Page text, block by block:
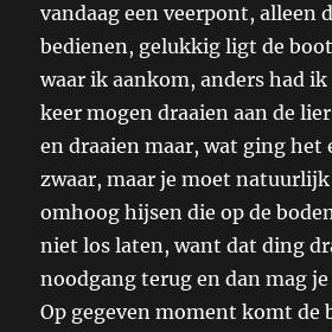
vandaag een veerpont, alleen
bedienen, gelukkig ligt de
waar ik aankom, anders had
keer mogen draaien aan de
en draaien maar, wat ging het
zwaar, maar je moet
omhoog hijsen die op de
niet los laten, want dat ding
noodgang terug en dan mag
Op gegeven moment komt de